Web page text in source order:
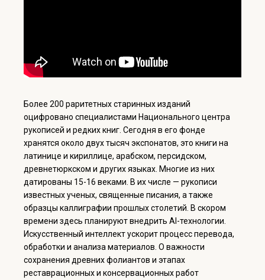
Более 200 раритетных старинных изданий
оцифровано специалистами Национального центра
рукописей и редких книг. Сегодня в его фонде
хранятся около двух тысяч экспонатов, это книги на
латинице и кириллице, арабском, персидском,
древнетюркском и других языках. Многие из них
датированы 15-16 веками. В их числе — рукописи
известных ученых, священные писания, а также
образцы каллиграфии прошлых столетий. В скором
времени здесь планируют внедрить AI-технологии.
Искусственный интеллект ускорит процесс перевода,
обработки и анализа материалов. О важности
сохранения древних фолиантов и этапах
реставрационных и консервационных работ